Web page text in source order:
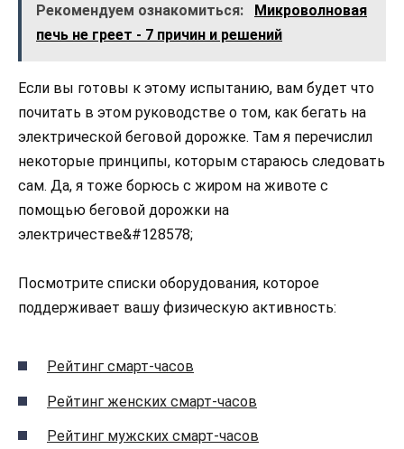
Рекомендуем ознакомиться:
Микроволновая
печь не греет - 7 причин и решений
Если вы готовы к этому испытанию, вам будет что
почитать в этом руководстве о том, как бегать на
электрической беговой дорожке. Там я перечислил
некоторые принципы, которым стараюсь следовать
сам. Да, я тоже борюсь с жиром на животе с
помощью беговой дорожки на
электричестве&#128578;
Посмотрите списки оборудования, которое
поддерживает вашу физическую активность:
Рейтинг смарт-часов
Рейтинг женских смарт-часов
Рейтинг мужских смарт-часов